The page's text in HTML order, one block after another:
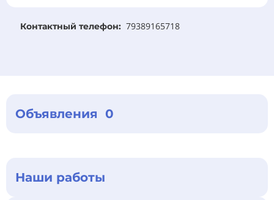
Контактный телефон: 79389165718
Объявления 0
Наши работы